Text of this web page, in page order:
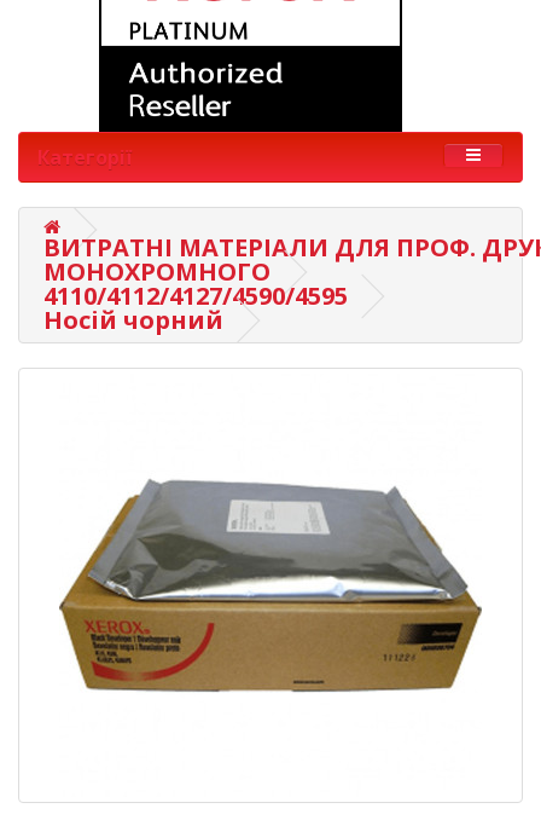
Категорії
ВИТРАТНІ МАТЕРІАЛИ ДЛЯ ПРОФ.
МОНОХРОМНОГО
4110/4112/4127/4590/4595
Носій чорний